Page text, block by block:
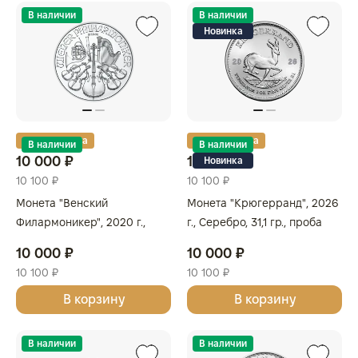
В наличии
Золотая карта
В наличии
10 000 ₽
10 100 ₽
Монета "Венский
Филармоникер", 2020 г.,
999.9, АВСТРИЯ
10 000 ₽
10 100 ₽
В корзину
В наличии
Новинка
Золотая карта
В наличии
Новинка
10 000 ₽
10 100 ₽
Монета "Крюгерранд", 2026
г., Серебро, 31,1 гр., проба
10 000 ₽
10 100 ₽
В корзину
В наличии В наличии